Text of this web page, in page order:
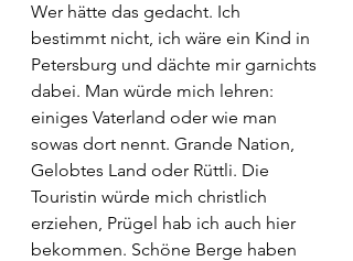
Wer hätte das gedacht. Ich
bestimmt nicht, ich wäre ein Kind in
Petersburg und dächte mir garnichts
dabei. Man würde mich lehren:
einiges Vaterland oder wie man
sowas dort nennt. Grande Nation,
Gelobtes Land oder Rüttli. Die
Touristin würde mich christlich
erziehen, Prügel hab ich auch hier
bekommen. Schöne Berge haben